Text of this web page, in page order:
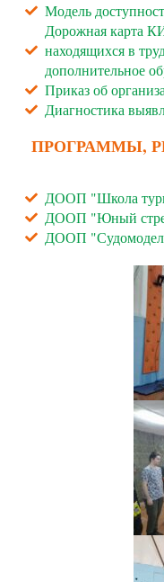
Модель
Дорожная карта
находящихся в
дополнительное
Приказ об
Диагностика
ПРОГРАММЫ,
ДООП "Школа
ДООП "Юный
ДООП